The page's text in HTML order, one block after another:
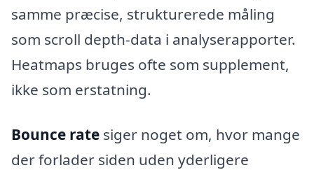
samme præcise, strukturerede måling
som scroll depth-data i analyserapporter.
Heatmaps bruges ofte som supplement,
ikke som erstatning.
Bounce rate siger noget om, hvor mange
der forlader siden uden yderligere